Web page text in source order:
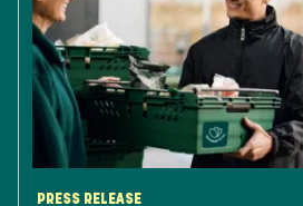
PRESS RELEASE